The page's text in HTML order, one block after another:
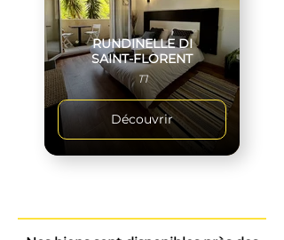
RUNDINELLE DI
SAINT-FLORENT
T1
Découvrir